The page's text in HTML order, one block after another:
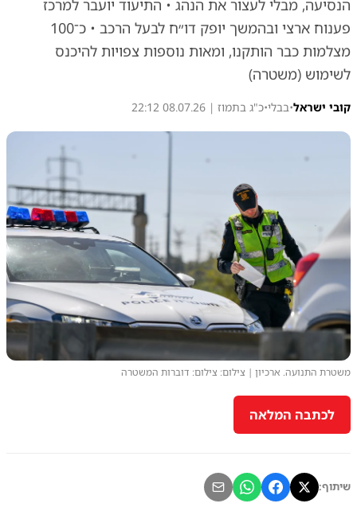
הנסיעה, מבלי לעצור את הנהג • התיעוד יועבר למרכז
פענוח ארצי ובהמשך יופק דו״ח לבעל הרכב • כ־100
מצלמות כבר הותקנו, ומאות נוספות צפויות להיכנס
לשימוש (משטרה)
קובי ישראל•בבלי•כ"ג בתמוז | 08.07.26 22:12
משטרת התנועה. ארכיון | צילום: צילום: דוברות המשטרה
לכתבה המלאה
שיתוף: